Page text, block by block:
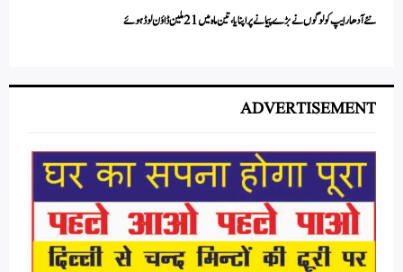
نئے آدھار ایپ کو لوگوں نے بڑے پیمانے پر اپنایا ، تین ماہ میں 21 ملین ڈاؤن لوڈ ہوئے
ADVERTISEMENT